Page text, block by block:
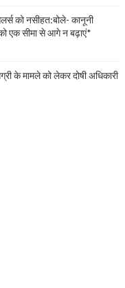
को नसीहत:बोले- कानूनी
एक सीमा से आगे न बढ़ाएं*
के मामले को लेकर दोषी अधिकारी